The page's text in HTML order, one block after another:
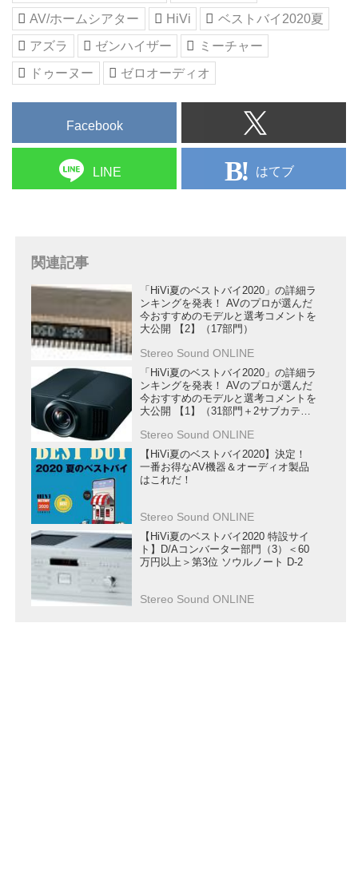
AV/ホームシアター
HiVi
ベストバイ2020夏
アズラ
ゼンハイザー
ミーチャー
ドゥーヌー
ゼロオーディオ
Facebook
LINE はてブ
関連記事
「HiVi夏のベストバイ2020」の詳細ラ
ンキングを発表！ AVのプロが選んだ
今おすすめのモデルと選考コメントを
大公開 【2】（17部門）
Stereo Sound ONLINE
「HiVi夏のベストバイ2020」の詳細ラ
ンキングを発表！ AVのプロが選んだ
今おすすめのモデルと選考コメントを
大公開 【1】（31部門＋2サブカテゴ
Stereo Sound ONLINE
【HiVi夏のベストバイ2020】決定！
一番お得なAV機器＆オーディオ製品
はこれだ！
Stereo Sound ONLINE
【HiVi夏のベストバイ2020 特設サイ
ト】D/Aコンバーター部門（3）＜60
万円以上＞第3位 ソウルノート D-2
Stereo Sound ONLINE